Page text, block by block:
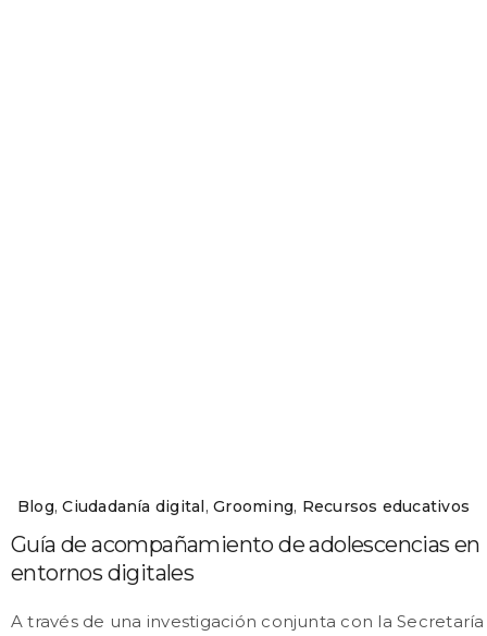
Blog,Ciudadanía digital,Grooming, Recursos educativos
Guía de acompañamiento de adolescencias en
entornos digitales
A través de una investigación conjunta con la Secretaría